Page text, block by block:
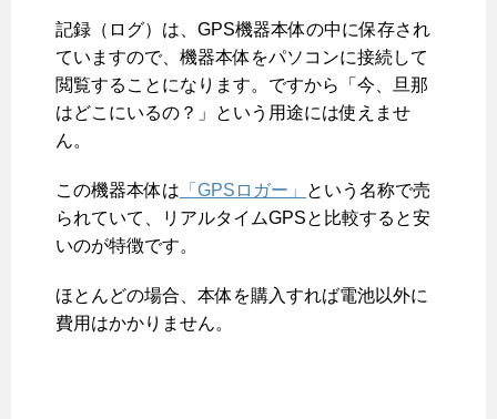
記録（ログ）は、GPS機器本体の中に保存され
ていますので、機器本体をパソコンに接続して
閲覧することになります。ですから「今、旦那
はどこにいるの？」という用途には使えませ
ん。
この機器本体は 「GPSロガー」
という名称で売
られていて、リアルタイムGPSと比較すると安
いのが特徴です。
ほとんどの場合、本体を購入すれば電池以外に
費用はかかりません。